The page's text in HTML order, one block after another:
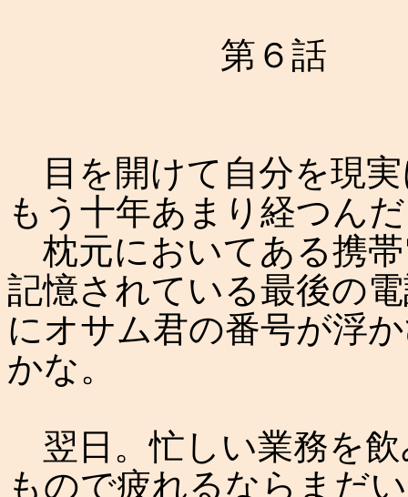
第６話
目を開けて自分を現
もう十年あまり経つん
枕元においてある携
記憶されている最後の
にオサム君の番号が浮
かな。
翌日。忙しい業務を
もので疲れるならまだ